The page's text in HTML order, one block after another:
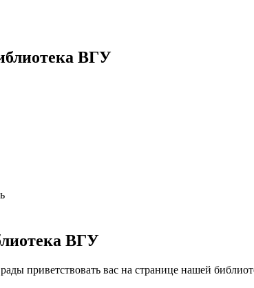
ВГУ
ВГУ
приветствовать вас на странице нашей